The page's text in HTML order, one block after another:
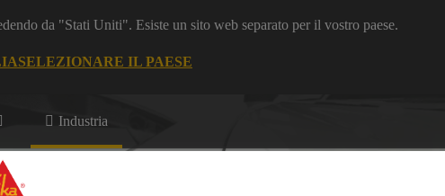
da "Stati Uniti". Esiste un sito web separato per il vostro paese.
SELEZIONARE IL PAESE
Industria